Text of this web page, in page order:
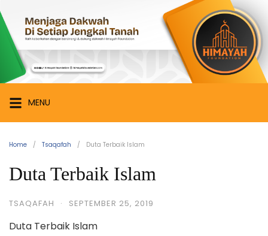
to
content
Himayah
Foundation
Menjaga
Dakwah
di
Setiap
Jengkal
MENU
Home Tsaqafah Duta Terbaik Islam
Duta Terbaik Islam
TSAQAFAH · SEPTEMBER 25, 2019
Duta Terbaik Islam